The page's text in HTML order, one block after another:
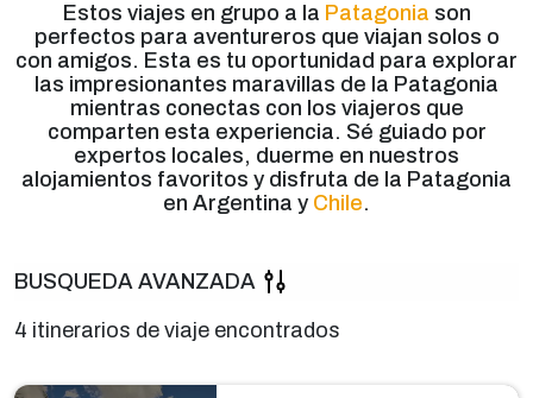
Estos viajes en grupo a la Patagonia son
perfectos para aventureros que viajan solos o
con amigos. Esta es tu oportunidad para explorar
las impresionantes maravillas de la Patagonia
mientras conectas con los viajeros que
comparten esta experiencia. Sé guiado por
expertos locales, duerme en nuestros
alojamientos favoritos y disfruta de la Patagonia
en Argentina y Chile.
BUSQUEDA AVANZADA
4 itinerarios de viaje encontrados